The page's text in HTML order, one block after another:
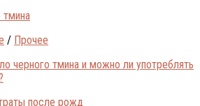
/ Прочее
черного тмина и можно ли употреблять